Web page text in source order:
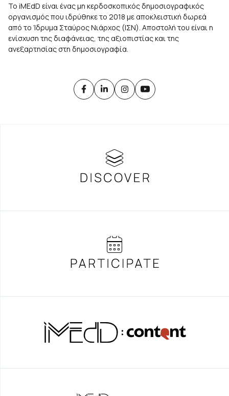
Το iMEdD είναι ένας μη κερδοσκοπικός δημοσιογραφικός
οργανισμός που ιδρύθηκε το 2018 με αποκλειστική δωρεά
από το Ίδρυμα Σταύρος Νιάρχος (ΙΣΝ). Αποστολή του είναι η
ενίσχυση της διαφάνειας, της αξιοπιστίας και της
ανεξαρτησίας στη δημοσιογραφία.